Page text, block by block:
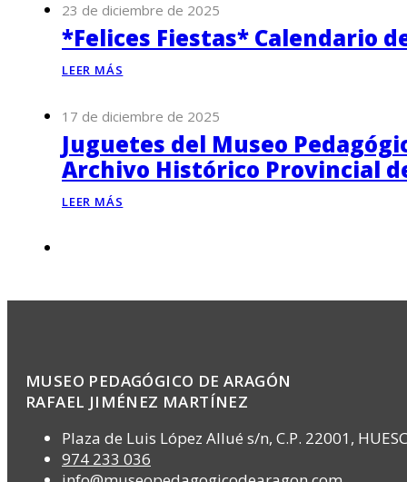
23 de diciembre de 2025
*Felices Fiestas* Calendario
LEER MÁS
17 de diciembre de 2025
Juguetes del Museo
Archivo Histórico Provincial
LEER MÁS
MUSEO PEDAGÓGICO DE ARAGÓN
RAFAEL JIMÉNEZ MARTÍNEZ
Plaza de Luis López Allué s/n, C.P. 22001,
974 233 036